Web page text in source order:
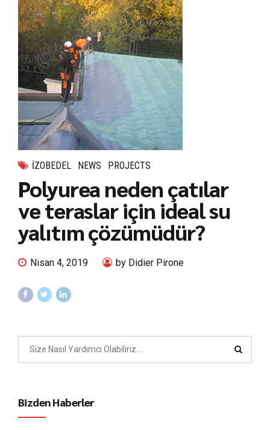
IZOBEDEL NEWS PROJECTS
Polyurea neden çatılar
ve teraslar için ideal su
yalıtım çözümüdür?
Nisan 4, 2019 by Didier Pirone
Bizden Haberler